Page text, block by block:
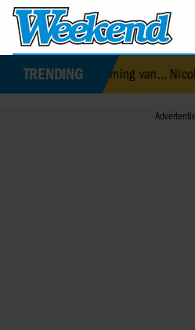
TRENDINGvan… Nicolette van Dam